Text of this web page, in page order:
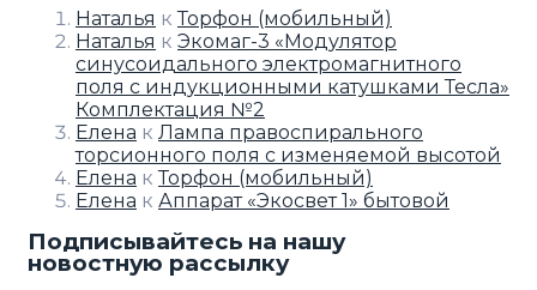
Наталья кТорфон (мобильный)
Наталья к Экомаг-3 «Модулятор
синусоидального электромагнитного
поля с индукционными катушками Тесла»
Комплектация №2
Елена к Лампа правоспирального
торсионного поля с изменяемой высотой
Елена кТорфон (мобильный)
Елена к Аппарат «Экосвет 1» бытовой
Подписывайтесь на нашу
новостную рассылку